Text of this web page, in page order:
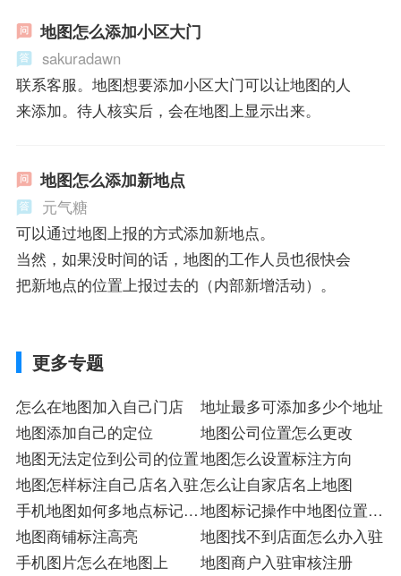
地图怎么添加小区大门
sakuradawn
联系客服。地图想要添加小区大门可以让地图的人
来添加。待人核实后，会在地图上显示出来。
地图怎么添加新地点
元气糖
可以通过地图上报的方式添加新地点。
当然，如果没时间的话，地图的工作人员也很快会
把新地点的位置上报过去的（内部新增活动）。
更多专题
怎么在地图加入自己门店
地址最多可添加多少个地址
地图添加自己的定位
地图公司位置怎么更改
地图无法定位到公司的位置地图怎么设置标注方向
地图怎样标注自己店名入驻怎么让自家店名上地图
手机地图如何多地点标记入
驻
地图标记操作中地图位置怎
么选取
地图商铺标注高亮
地图找不到店面怎么办入驻
手机图片怎么在地图上
地图商户入驻审核注册